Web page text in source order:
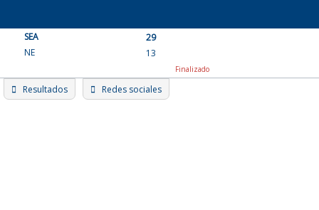
content
SEA
29
NE
13
Finalizado
Resultados Redes sociales